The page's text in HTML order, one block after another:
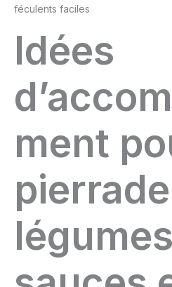
féculents faciles
Idées
ment